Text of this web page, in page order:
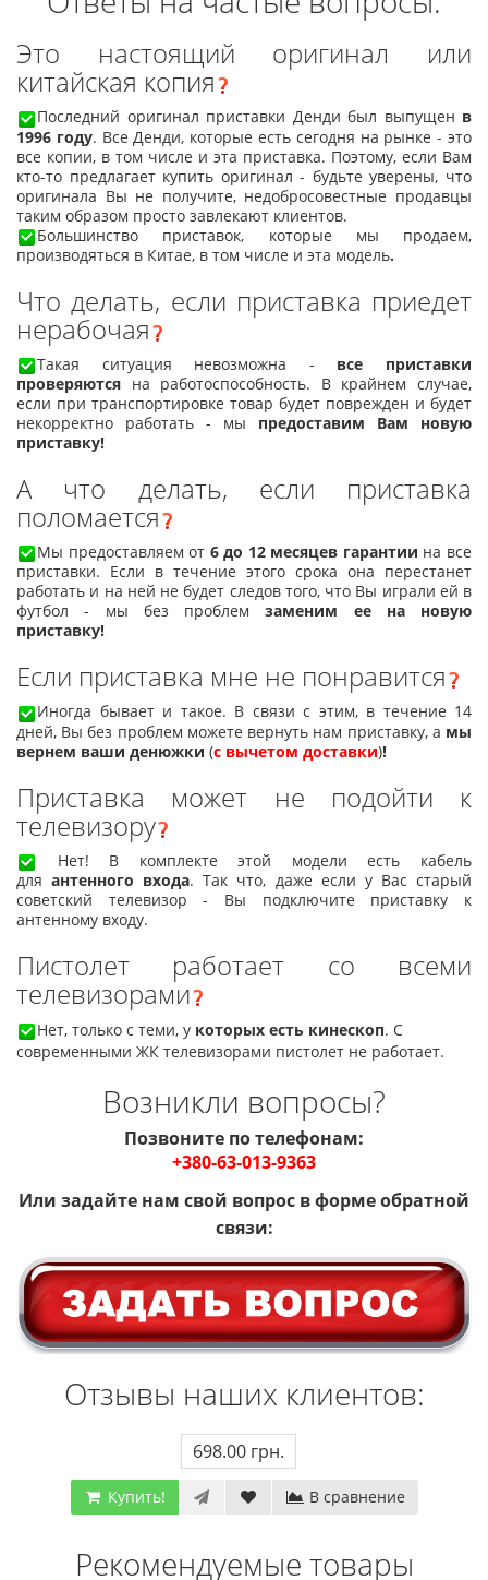
Это настоящий оригинал или
китайская копия
Последний оригинал приставки Денди был выпущен в
1996 году. Все Денди, которые есть сегодня на рынке - это
все копии, в том числе и эта приставка. Поэтому, если Вам
кто-то предлагает купить оригинал - будьте уверены, что
оригинала Вы не получите, недобросовестные продавцы
таким образом просто завлекают клиентов.
Большинство приставок, которые мы продаем,
производяться в Китае, в том числе и эта модель.
Что делать, если приставка приедет
нерабочая
Такая ситуация невозможна - все приставки
проверяются на работоспособность. В крайнем случае,
если при транспортировке товар будет поврежден и будет
некорректно работать - мы предоставим Вам новую
приставку!
А что делать, если приставка
поломается
Мы предоставляем от 6 до 12 месяцев гарантии на все
приставки. Если в течение этого срока она перестанет
работать и на ней не будет следов того, что Вы играли ей в
футбол - мы без проблемзаменим ее на новую
приставку!
Если приставка мне не понравится
Иногда бывает и такое. В связи с этим, в течение 14
дней, Вы без проблем можете вернуть нам приставку, а мы
вернем ваши денюжки (с вычетом доставки)!
Приставка может не подойти к
телевизору
Нет! В комплекте этой модели есть кабель
дляантенного входа. Так что, даже если у Вас старый
советский телевизор - Вы подключите приставку к
антенному входу.
Пистолет работает со всеми
телевизорами
Нет, только с теми, у которых есть кинескоп. С
современными ЖК телевизорами пистолет не работает.
Возникли вопросы?
Позвоните по телефонам:
+380-63-013-9363
Или задайте нам свой вопрос в форме обратной
связи:
Отзывы наших клиентов:
698.00 грн.
Купить! В сравнение
Рекомендуемые товары